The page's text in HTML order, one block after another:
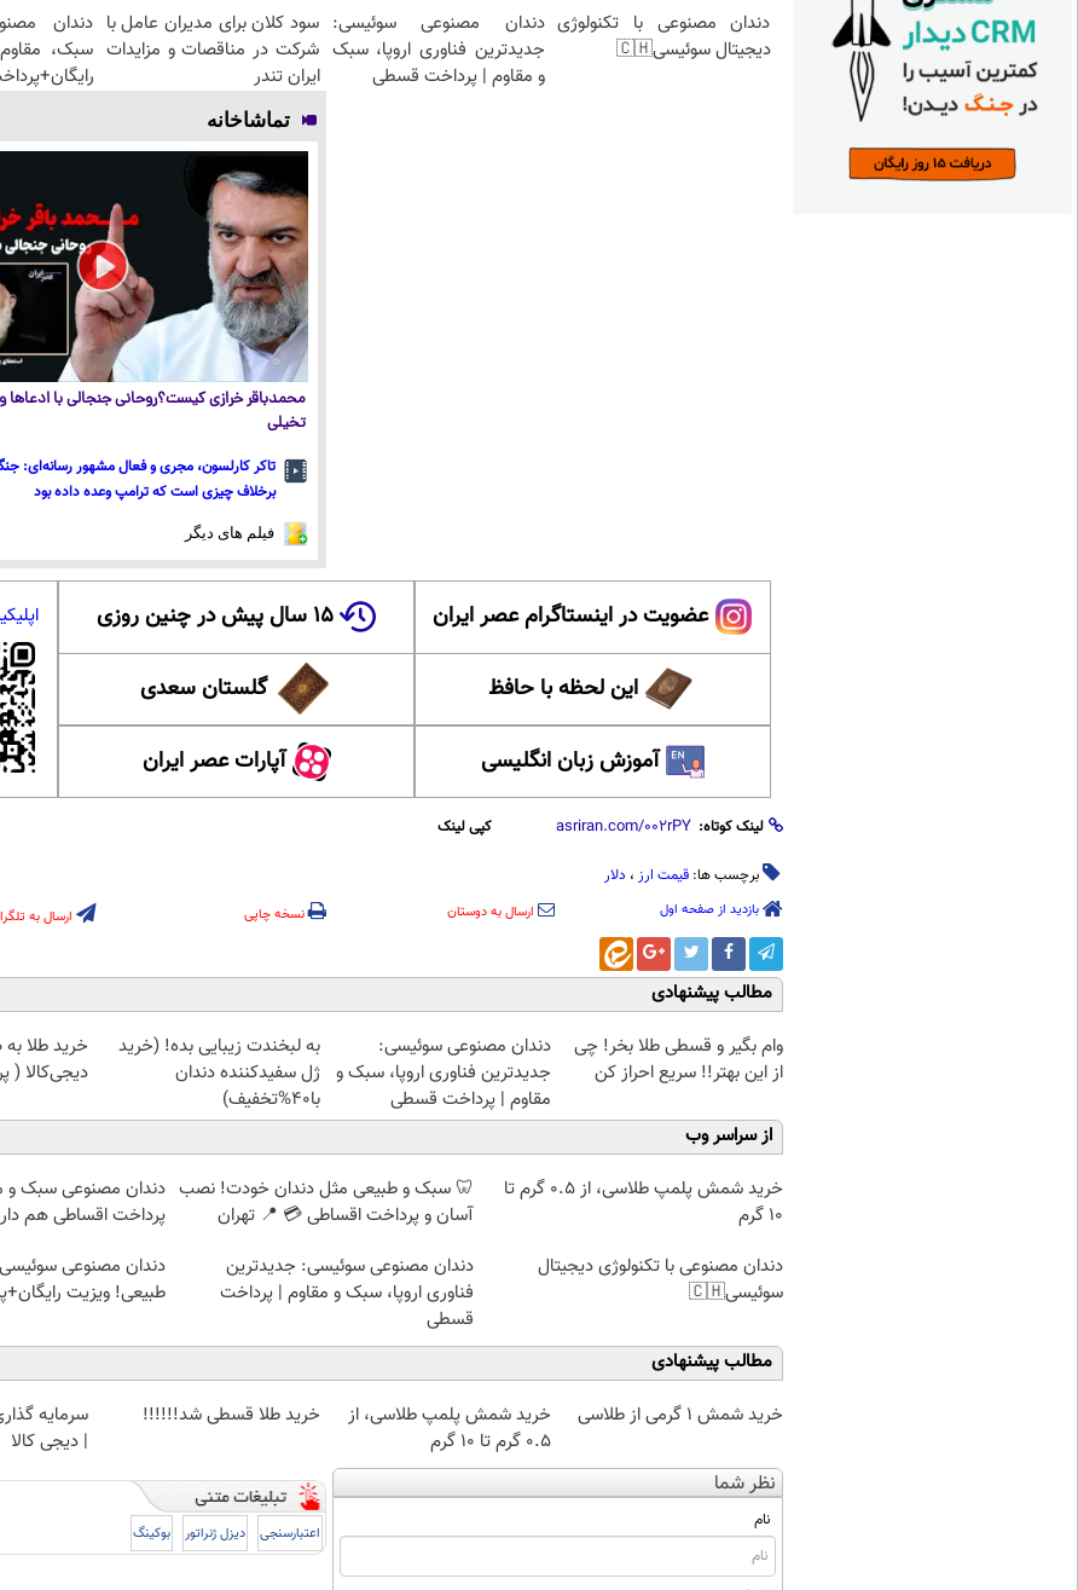
دندان مصنوعی با تکنولوژی
دیجیتال سوئیسی🇨🇭
دندان مصنوعی سوئیسی:
جدیدترین فناوری اروپا، سبک
و مقاوم | پرداخت قسطی
سود کلان برای مدیران عامل با
شرکت در مناقصات و مزایدات
ایران تندر
دندان
سبک،
تماشاخانه
محمدباقر خرازی کیست؟روحانی جنجالی با ادعاها
تخیلی
تاکر کارلسون، مجری و فعال مشهور رسانه‌ای:
برخلاف چیزی است که ترامپ وعده داده بود
فیلم های دیگر
عضویت در اینستاگرام عصر ایران ۱۵ سال پیش در چنین روزی
این لحظه با حافظ گلستان سعدی
آموزش زبان انگلیسی آپارات عصر ایران
لینک کوتاه: کپی لینک
برچسب ها: قیمت ارز ، دلار
بازدید از صفحه اول ارسال به دوستان نسخه چاپی ارسال به
مطالب پیشنهادی
وام بگیر و قسطی طلا بخر! چی
از این بهتر!! سریع احراز کن
دندان مصنوعی سوئیسی:
جدیدترین فناوری اروپا، سبک و
مقاوم | پرداخت قسطی
به لبخندت زیبایی بده! (خرید
ژل سفیدکننده دندان
با40%تخفیف)
خرید طلا
دیجی‌کالا (
از سراسر وب
خرید شمش پلمپ طلاسی، از ۰.۵ گرم تا
۱۰ گرم
🦷 سبک و طبیعی مثل دندان خودت! نصب
آسان و پرداخت اقساطی 💳 📍 تهران
دندان مصنوعی سبک و
پرداخت اقساطی هم
دندان مصنوعی با تکنولوژی دیجیتال
سوئیسی🇨🇭
دندان مصنوعی سوئیسی: جدیدترین
فناوری اروپا، سبک و مقاوم | پرداخت
قسطی
دندان مصنوعی
طبیعی! ویزیت
مطالب پیشنهادی
خرید شمش 1 گرمی از طلاسی
خرید شمش پلمپ طلاسی، از
۰.۵ گرم تا ۱۰ گرم
خرید طلا قسطی شد!!!!!!
سرمایه
| دیجی کالا
نظر شما
نام
اعتبارسنجی دیزل ژنراتور بوکینگ